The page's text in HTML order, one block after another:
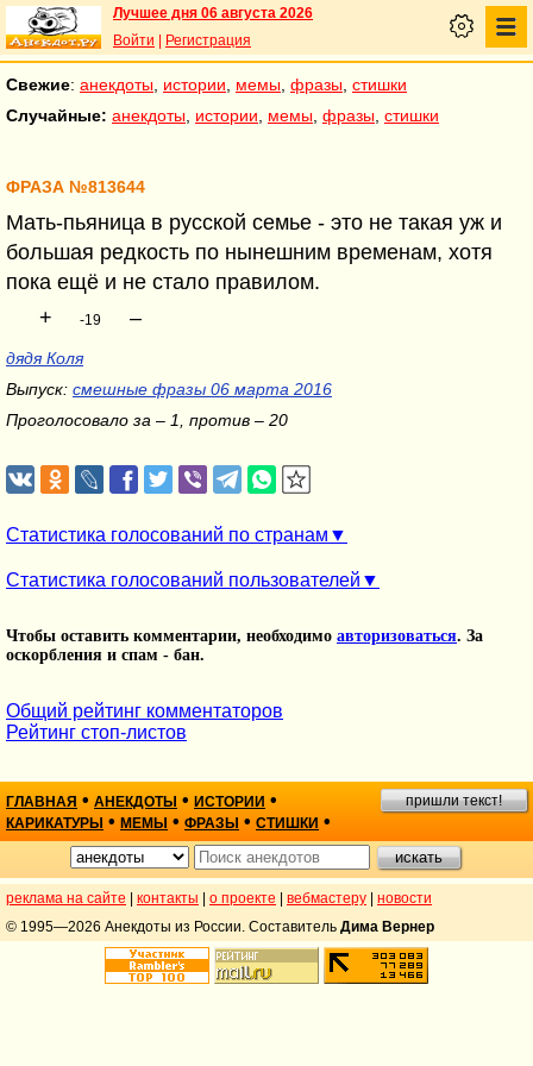
Лучшее дня 06 августа 2026
Войти
Регистрация
Свежие: анекдоты истории мемы фразы стишки
Случайные: анекдоты истории мемы фразы стишки
ФРАЗА №813644
Мать-пьяница в русской семье - это не такая уж и
большая редкость по нынешним временам, хотя
пока ещё и не стало правилом.
+
-19 –
дядя Коля
Выпуск: смешные фразы 06 марта 2016
Проголосовало за – 1, против – 20
Статистика голосований по странам
Статистика голосований пользователей
Чтобы оставить комментарии, необходимо авторизоваться. За
оскорбления и спам - бан.
Общий рейтинг комментаторов
Рейтинг стоп-листов
ГЛАВНАЯ • АНЕКДОТЫ • ИСТОРИИ •
КАРИКАТУРЫ • МЕМЫ • ФРАЗЫ • СТИШКИ •
пришли текст!
реклама на сайте контакты о проекте вебмастеру
новости
© 1995—2026 Анекдоты из России. Составитель Дима Вернер